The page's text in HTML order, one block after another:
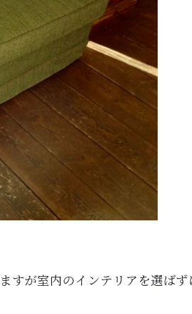
すが室内のインテリアを選ばず